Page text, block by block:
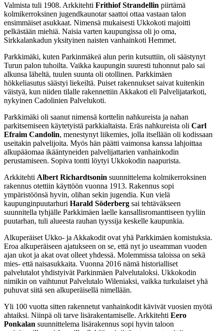
Valmista tuli 1908. Arkkitehti Frithiof Strandellin piirtämä
kolmikerroksinen jugendkaunotar saattoi ottaa vastaan talon
ensimmäiset asukkaat. Nimensä mukaisesti Ukkokoti majoitti
pelkästään miehiä. Naisia varten kaupungissa oli jo oma,
Sirkkalankadun yksityinen naisten vanhainkoti Hemmet.
Parkkimäki, kuten Parkinmäkeä alun perin kutsuttiin, oli säästynyt
Turun palon tuhoilta. Vaikka kaupungin suuresti tuhonnut palo sai
alkunsa läheltä, tuulen suunta oli otollinen. Parkkimäen
hökkeliasutus säästyi liekeiltä. Puiset rakennukset saivat kuitenkin
väistyä, kun niiden tilalle rakennettiin Akkakoti eli Palvelijatarkoti,
nykyinen Cadolinien Palvelukoti.
Parkkimäki oli saanut nimensä korttelin nahkureista ja nahan
parkitsemiseen käytetyistä parkkialtaista. Eräs nahkureista oli Carl
Efraim Candolin, menestynyt liikemies, jolla itsellään oli kodissaan
useitakin palvelijoita. Myös hän päätti vaimonsa kanssa lahjoittaa
alkupääomaa ikääntyneiden palvelijattarien vanhainkodin
perustamiseen. Sopiva tontti löytyi Ukkokodin naapurista.
Arkkitehti Albert Richardtsonin suunnittelema kolmikerroksinen
rakennus otettiin käyttöön vuonna 1913. Rakennus sopi
ympäristöönsä hyvin, olihan sekin jugendia. Kun vielä
kaupunginpuutarhuri Harald Söderberg sai tehtäväkseen
suunnitella tyhjälle Parkkimäen laelle kansallisromanttiseen tyyliin
puutarhan, tuli alueesta rauhan tyyssija keskelle kaupunkia.
Alkuperäiset Ukko- ja Akkakodit ovat yhä Parkkimäen komistuksia.
Eroa alkuperäiseen ajatukseen on se, että nyt jo useamman vuoden
ajan ukot ja akat ovat olleet yhdessä. Molemmissa taloissa on sekä
mies- että naisasukkaita. Vuonna 2016 nämä historialliset
palvelutalot yhdistyivät Parkinmäen Palvelutaloksi. Ukkokodin
nimikin on vaihtunut Palvelutalo Wileniaksi, vaikka turkulaiset yhä
puhuvat siitä sen alkuperäisellä nimellään.
Yli 100 vuotta sitten rakennetut vanhainkodit kävivät vuosien myötä
ahtaiksi. Niinpä oli tarve lisärakentamiselle. Arkkitehti Eero
Ponkalan suunnittelema lisärakennus sopi hyvin taloon